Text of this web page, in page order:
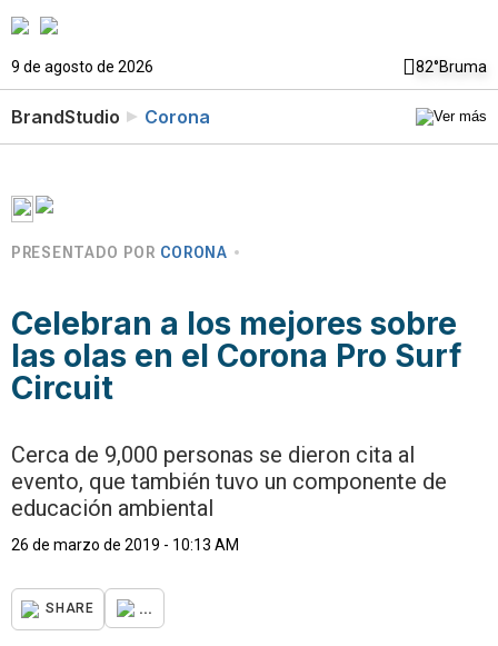
9 de agosto de 2026 82°Bruma
BrandStudio Corona
PRESENTADO POR CORONA
Celebran a los mejores sobre
las olas en el Corona Pro Surf
Circuit
Cerca de 9,000 personas se dieron cita al
evento, que también tuvo un componente de
educación ambiental
26 de marzo de 2019 - 10:13 AM
SHARE ...